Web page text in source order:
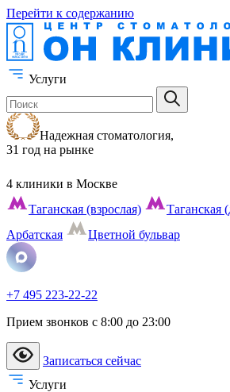
Перейти к содержанию
Услуги
Надежная стоматология,
31 год на рынке
4 клиники в Москве
Таганская (взрослая)
Таганская
Арбатская
Цветной бульвар
+7 495 223-22-22
Прием звонков с 8:00 до 23:00
Записаться сейчас
Услуги